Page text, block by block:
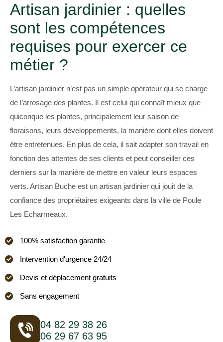
Artisan jardinier : quelles
sont les compétences
requises pour exercer ce
métier ?
L’artisan jardinier n’est pas un simple opérateur qui se charge
de l’arrosage des plantes. Il est celui qui connaît mieux que
quiconque les plantes, principalement leur saison de
floraisons, leurs développements, la manière dont elles doivent
être entretenues. En plus de cela, il sait adapter son travail en
fonction des attentes de ses clients et peut conseiller ces
derniers sur la manière de mettre en valeur leurs espaces
verts. Artisan Buche est un artisan jardinier qui jouit de la
confiance des propriétaires exigeants dans la ville de Poule
Les Echarmeaux.
100% satisfaction garantie
Intervention d'urgence 24/24
Devis et déplacement gratuits
Sans engagement
04 82 29 38 26
06 29 67 63 95